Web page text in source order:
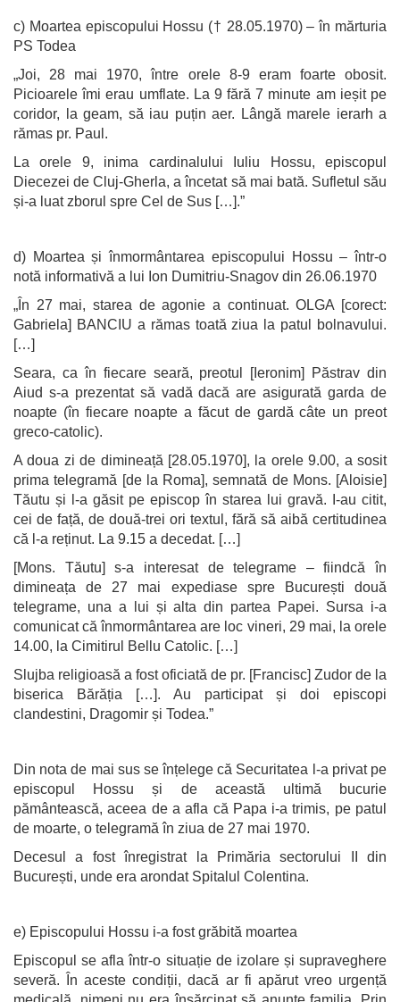
c) Moartea episcopului Hossu († 28.05.1970) – în mărturia
PS Todea
„Joi, 28 mai 1970, între orele 8-9 eram foarte obosit.
Picioarele îmi erau umflate. La 9 fără 7 minute am ieșit pe
coridor, la geam, să iau puțin aer. Lângă marele ierarh a
rămas pr. Paul.
La orele 9, inima cardinalului Iuliu Hossu, episcopul
Diecezei de Cluj-Gherla, a încetat să mai bată. Sufletul său
și-a luat zborul spre Cel de Sus […].”
d) Moartea și înmormântarea episcopului Hossu – într-o
notă informativă a lui Ion Dumitriu-Snagov din 26.06.1970
„În 27 mai, starea de agonie a continuat. OLGA [corect:
Gabriela] BANCIU a rămas toată ziua la patul bolnavului.
[…]
Seara, ca în fiecare seară, preotul [Ieronim] Păstrav din
Aiud s-a prezentat să vadă dacă are asigurată garda de
noapte (în fiecare noapte a făcut de gardă câte un preot
greco-catolic).
A doua zi de dimineață [28.05.1970], la orele 9.00, a sosit
prima telegramă [de la Roma], semnată de Mons. [Aloisie]
Tăutu și l-a găsit pe episcop în starea lui gravă. I-au citit,
cei de față, de două-trei ori textul, fără să aibă certitudinea
că l-a reținut. La 9.15 a decedat. […]
[Mons. Tăutu] s-a interesat de telegrame – fiindcă în
dimineața de 27 mai expediase spre București două
telegrame, una a lui și alta din partea Papei. Sursa i-a
comunicat că înmormântarea are loc vineri, 29 mai, la orele
14.00, la Cimitirul Bellu Catolic. […]
Slujba religioasă a fost oficiată de pr. [Francisc] Zudor de la
biserica Bărăția […]. Au participat și doi episcopi
clandestini, Dragomir și Todea.”
Din nota de mai sus se înțelege că Securitatea l-a privat pe
episcopul Hossu și de această ultimă bucurie
pământească, aceea de a afla că Papa i-a trimis, pe patul
de moarte, o telegramă în ziua de 27 mai 1970.
Decesul a fost înregistrat la Primăria sectorului II din
București, unde era arondat Spitalul Colentina.
e) Episcopului Hossu i-a fost grăbită moartea
Episcopul se afla într-o situație de izolare și supraveghere
severă. În aceste condiții, dacă ar fi apărut vreo urgență